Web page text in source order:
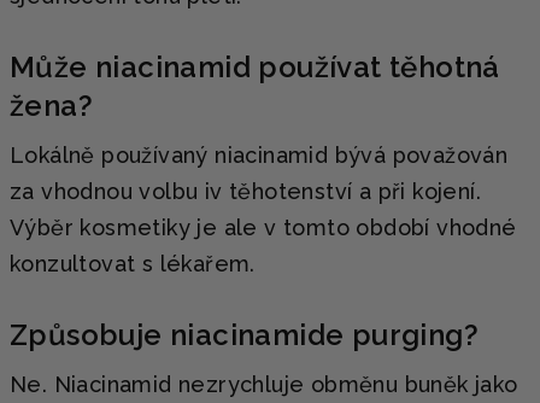
Může niacinamid používat těhotná
žena?
Lokálně používaný niacinamid bývá považován
za vhodnou volbu iv těhotenství a při kojení.
Výběr kosmetiky je ale v tomto období vhodné
konzultovat s lékařem.
Způsobuje niacinamide purging?
Ne. Niacinamid nezrychluje obměnu buněk jako